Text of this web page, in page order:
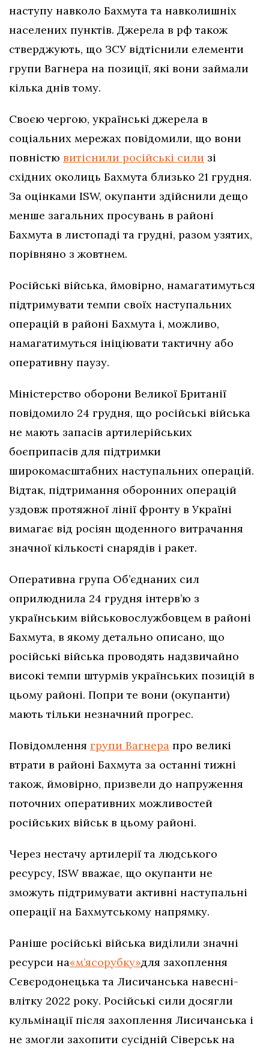
наступу навколо Бахмута та навколишніх
населених пунктів. Джерела в рф також
стверджують, що ЗСУ відтіснили елементи
групи Вагнера на позиції, які вони займали
кілька днів тому.
Своєю чергою, українські джерела в
соціальних мережах повідомили, що вони
повністю витіснили російські сили зі
східних околиць Бахмута близько 21 грудня.
За оцінками ISW, окупанти здійснили дещо
менше загальних просувань в районі
Бахмута в листопаді та грудні, разом узятих,
порівняно з жовтнем.
Російські війська, ймовірно, намагатимуться
підтримувати темпи своїх наступальних
операцій в районі Бахмута і, можливо,
намагатимуться ініціювати тактичну або
оперативну паузу.
Міністерство оборони Великої Британії
повідомило 24 грудня, що російські війська
не мають запасів артилерійських
боєприпасів для підтримки
широкомасштабних наступальних операцій.
Відтак, підтримання оборонних операцій
уздовж протяжної лінії фронту в Україні
вимагає від росіян щоденного витрачання
значної кількості снарядів і ракет.
Оперативна група Об’єднаних сил
оприлюднила 24 грудня інтерв’ю з
українським військовослужбовцем в районі
Бахмута, в якому детально описано, що
російські війська проводять надзвичайно
високі темпи штурмів українських позицій в
цьому районі. Попри те вони (окупанти)
мають тільки незначний прогрес.
Повідомлення групи Вагнера про великі
втрати в районі Бахмута за останні тижні
також, ймовірно, призвели до напруження
поточних оперативних можливостей
російських військ в цьому районі.
Через нестачу артилерії та людського
ресурсу, ISW вважає, що окупанти не
зможуть підтримувати активні наступальні
операції на Бахмутському напрямку.
Раніше російські війська виділили значні
ресурси на«м’ясорубку»для захоплення
Сєвєродонецька та Лисичанська навесні-
влітку 2022 року. Російські сили досягли
кульмінації після захоплення Лисичанська і
не змогли захопити сусідній Сіверськ на